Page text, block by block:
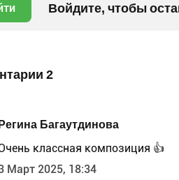
Войдите, чтобы
2
Багаутдинова
классная композиция 👍
Март 2025, 18:34